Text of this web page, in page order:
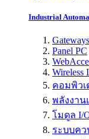
Industrial
Panel PC
Wireless
คอมพิวเ
พลังงาน
โมดูล I/
ระบบค